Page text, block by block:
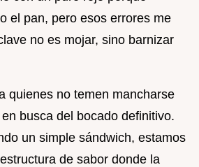
el pan, pero esos errores me
no es mojar, sino barnizar
quienes no temen mancharse
busca del bocado definitivo.
un simple sándwich, estamos
de sabor donde la